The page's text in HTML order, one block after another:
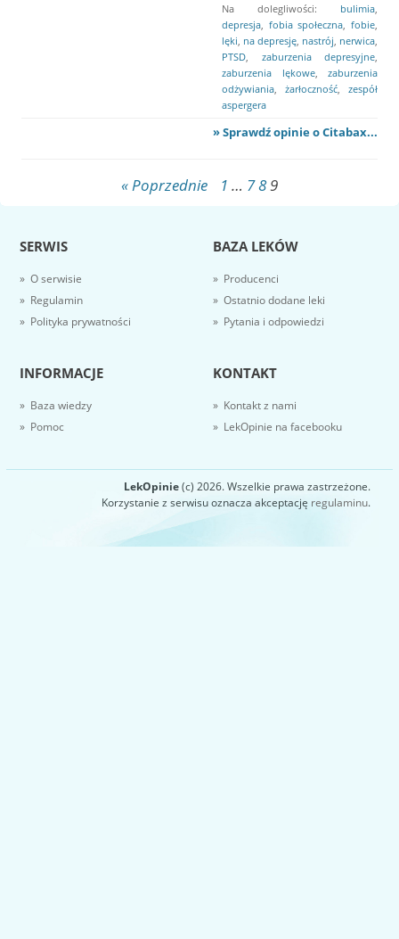
Na dolegliwości: bulimia
depresja fobia społeczna ,fobie
lęki na depresję nastrój nerwica
PTSD
zaburzenia depresyjne
zaburzenia lękowe, zaburzenia
odżywiania
żarłoczność
zespół
aspergera
» Sprawdź opinie o Citabax...
« Poprzednie 1 … 789
SERWIS
» O serwisie
» Regulamin
» Polityka prywatności
BAZA LEKÓW
» Producenci
» Ostatnio dodane leki
» Pytania i odpowiedzi
INFORMACJE
» Baza wiedzy
» Pomoc
KONTAKT
» Kontakt z nami
» LekOpinie na facebooku
LekOpinie(c) 2026. Wszelkie prawa zastrzeżone.
Korzystanie z serwisu oznacza akceptację regulaminu.